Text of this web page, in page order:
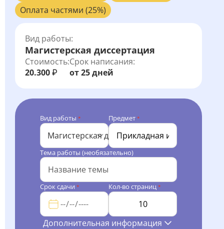
Оплата частями (25%)
Вид работы:
Магистерская диссертация
Стоимость:
20.300 ₽
Срок написания:
от 25 дней
Вид работы *
Магистерская диссертация
Предмет *
Тема работы (необязательно)
Срок сдачи * Кол-во страниц *
Дополнительная информация